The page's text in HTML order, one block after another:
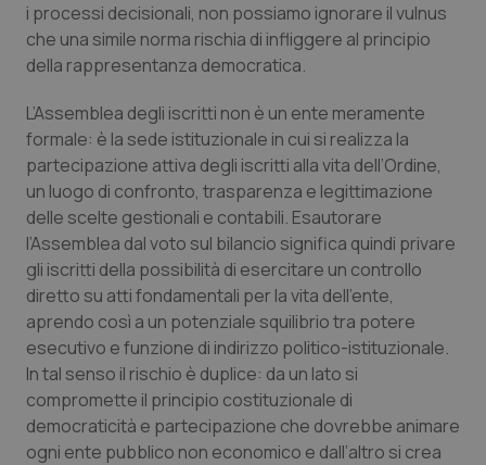
Emilia-Romagna
Lazio
Liguria
Lombardia
Marche
Molise
Piemonte
Colesterolo & coronaropatie
Diabete & glucometri
Disturbi dell’umore
Dolore
Donna & Salute
Epatiti
HIV
i processi decisionali, non possiamo ignorare il vulnus
che una simile norma rischia di infliggere al principio
della rappresentanza democratica.
L’Assemblea degli iscritti non è un ente meramente
formale: è la sede istituzionale in cui si realizza la
partecipazione attiva degli iscritti alla vita dell’Ordine,
un luogo di confronto, trasparenza e legittimazione
delle scelte gestionali e contabili. Esautorare
l’Assemblea dal voto sul bilancio significa quindi privare
gli iscritti della possibilità di esercitare un controllo
diretto su atti fondamentali per la vita dell’ente,
aprendo così a un potenziale squilibrio tra potere
esecutivo e funzione di indirizzo politico-istituzionale.
In tal senso il rischio è duplice: da un lato si
compromette il principio costituzionale di
democraticità e partecipazione che dovrebbe animare
ogni ente pubblico non economico e dall’altro si crea